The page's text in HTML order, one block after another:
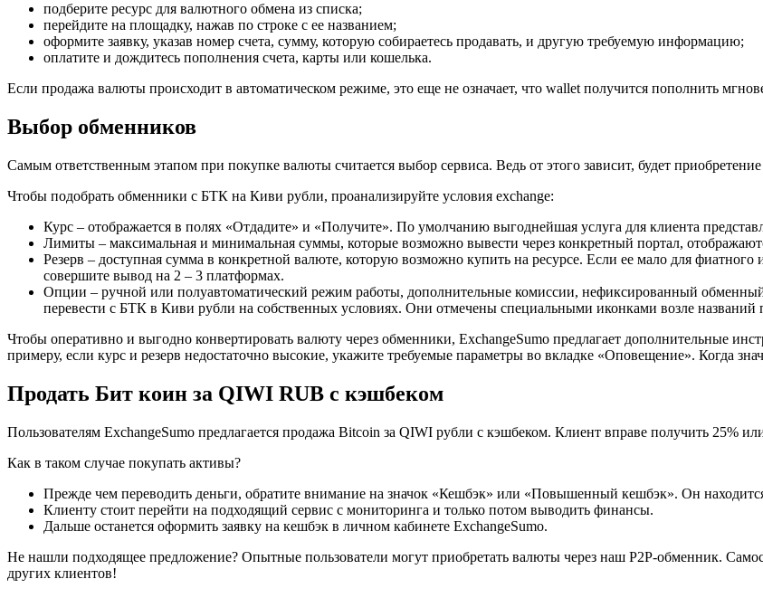
подберите ресурс для валютного обмена из списка;
перейдите на площадку, нажав по строке с ее названием;
оформите заявку, указав номер счета, сумму, которую собираетесь продавать, и другую требуемую информацию;
оплатите и дождитесь пополнения счета, карты или кошелька.
Если продажа валюты происходит в автоматическом режиме, это еще не означает, что wallet получится пополнить
Выбор обменников
Самым ответственным этапом при покупке валюты считается выбор сервиса. Ведь от этого зависит, будет
Чтобы подобрать обменники с БТК на Киви рубли, проанализируйте условия exchange:
Курс – отображается в полях «Отдадите» и «Получите». По умолчанию выгоднейшая услуга для клиента
Лимиты – максимальная и минимальная суммы, которые возможно вывести через конкретный портал,
Резерв – доступная сумма в конкретной валюте, которую возможно купить на ресурсе. Если ее мало для
совершите вывод на 2 – 3 платформах.
Опции – ручной или полуавтоматический режим работы, дополнительные комиссии, нефиксированный
перевести с БТК в Киви рубли на собственных условиях. Они отмечены специальными иконками возле названий
Чтобы оперативно и выгодно конвертировать валюту через обменники, ExchangeSumo предлагает дополнительные
примеру, если курс и резерв недостаточно высокие, укажите требуемые параметры во вкладке «Оповещение». Когда
Продать Бит коин за QIWI RUB с кэшбеком
Пользователям ExchangeSumo предлагается продажа Bitcoin за QIWI рубли с кэшбеком. Клиент вправе получить 25%
Как в таком случае покупать активы?
Прежде чем переводить деньги, обратите внимание на значок «Кешбэк» или «Повышенный кешбэк». Он
Клиенту стоит перейти на подходящий сервис с мониторинга и только потом выводить финансы.
Дальше останется оформить заявку на кешбэк в личном кабинете ExchangeSumo.
Не нашли подходящее предложение? Опытные пользователи могут приобретать валюты через наш P2P-обменник.
других клиентов!